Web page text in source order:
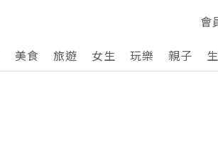
會
美食 旅遊 女生 玩樂 親子